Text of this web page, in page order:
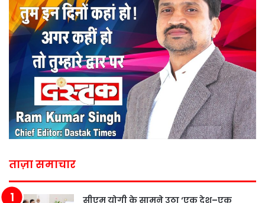
ताज़ा समाचार
सीएम योगी के सामने उठा ‘एक देश–एक